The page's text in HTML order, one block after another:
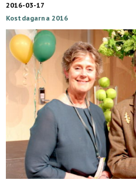
Kontakt Annonsera
För studenter English
2016-03-17
Kostdagarna 2016